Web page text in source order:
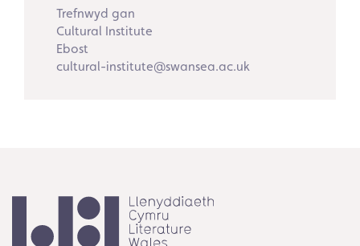
Trefnwyd gan
Cultural Institute
Ebost
cultural-institute@swansea.ac.uk